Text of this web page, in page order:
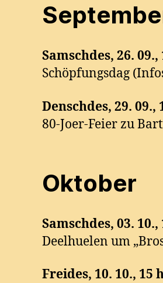
Samschdes, 26. 09.,
Schöpfungsdag
Denschdes, 29. 09.,
80-Joer-Feier zu
Oktober
Samschdes, 03. 10.,
Deelhuelen um
Freides, 10. 10., 15